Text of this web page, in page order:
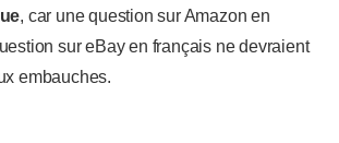
, car une question sur Amazon en
sur eBay en français ne devraient
embauches.